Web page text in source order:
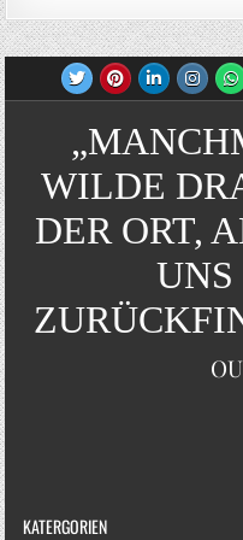
WILDE
DER ORT,
UNS
KATERGORIEN